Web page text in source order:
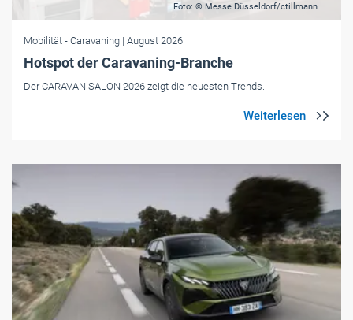
Foto: © Messe Düsseldorf/ctillmann
Mobilität - Caravaning | August 2026
Hotspot der Caravaning-Branche
Der CARAVAN SALON 2026 zeigt die neuesten Trends.